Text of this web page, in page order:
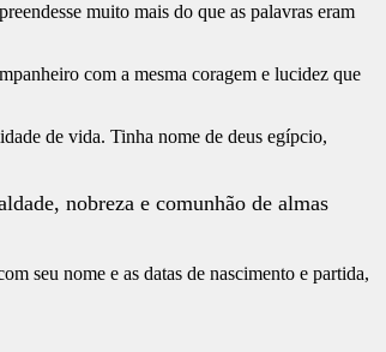
muito mais do que as palavras eram
com a mesma coragem e lucidez que
de vida. Tinha nome de deus egípcio,
nobreza e comunhão de almas
seu nome e as datas de nascimento e partida,